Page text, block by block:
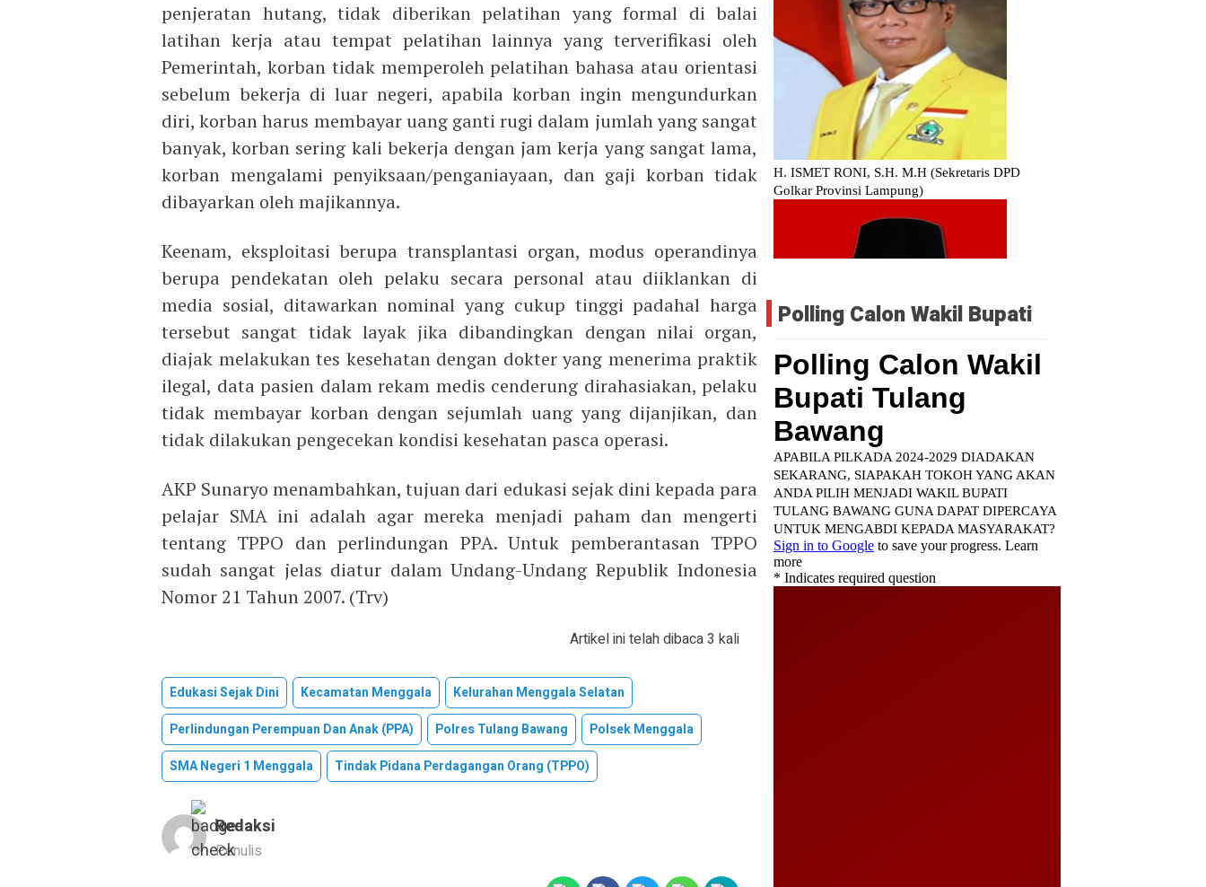
penjeratan hutang, tidak diberikan pelatihan yang formal di balai
latihan kerja atau tempat pelatihan lainnya yang terverifikasi oleh
Pemerintah, korban tidak memperoleh pelatihan bahasa atau orientasi
sebelum bekerja di luar negeri, apabila korban ingin mengundurkan
diri, korban harus membayar uang ganti rugi dalam jumlah yang sangat
banyak, korban sering kali bekerja dengan jam kerja yang sangat lama,
korban mengalami penyiksaan/penganiayaan, dan gaji korban tidak
dibayarkan oleh majikannya.
Keenam, eksploitasi berupa transplantasi organ, modus operandinya
berupa pendekatan oleh pelaku secara personal atau diiklankan di
media sosial, ditawarkan nominal yang cukup tinggi padahal harga
tersebut sangat tidak layak jika dibandingkan dengan nilai organ,
diajak melakukan tes kesehatan dengan dokter yang menerima praktik
ilegal, data pasien dalam rekam medis cenderung dirahasiakan, pelaku
tidak membayar korban dengan sejumlah uang yang dijanjikan, dan
tidak dilakukan pengecekan kondisi kesehatan pasca operasi.
AKP Sunaryo menambahkan, tujuan dari edukasi sejak dini kepada para
pelajar SMA ini adalah agar mereka menjadi paham dan mengerti
tentang TPPO dan perlindungan PPA. Untuk pemberantasan TPPO
sudah sangat jelas diatur dalam Undang-Undang Republik Indonesia
Nomor 21 Tahun 2007. (Trv)
Artikel ini telah dibaca 3 kali
Edukasi Sejak Dini Kecamatan Menggala
Kelurahan Menggala Selatan
Perlindungan Perempuan Dan Anak (PPA)
Polres Tulang Bawang
Polsek Menggala
SMA Negeri 1 Menggala
Tindak Pidana Perdagangan Orang (TPPO)
Redaksi
Penulis
Polling Calon Wakil Bupati